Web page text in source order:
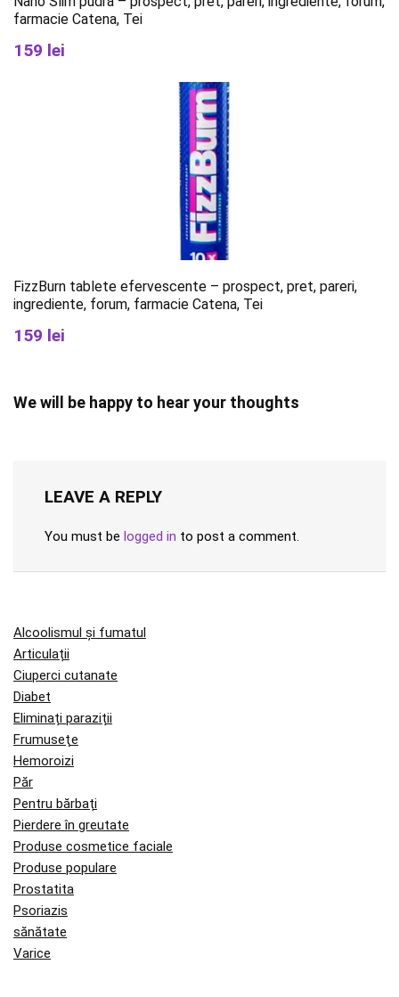
farmacie Catena, Tei
159 lei
FizzBurn tablete efervescente – prospect, pret, pareri,
ingrediente, forum, farmacie Catena, Tei
159 lei
We will be happy to hear your thoughts
LEAVE A REPLY
You must be logged in to post a comment.
Alcoolismul și fumatul
Articulații
Ciuperci cutanate
Diabet
Eliminați paraziții
Frumuseţe
Hemoroizi
Păr
Pentru bărbați
Pierdere în greutate
Produse cosmetice faciale
Produse populare
Prostatita
Psoriazis
sănătate
Varice